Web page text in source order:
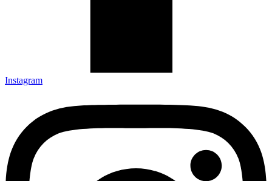
Instagram